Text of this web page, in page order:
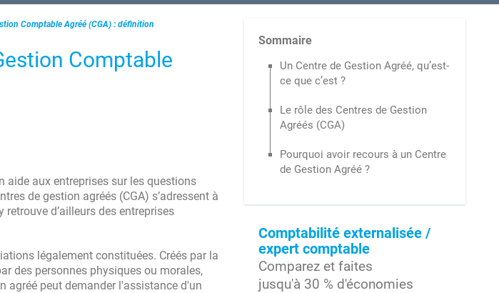
Comptable Agréé (CGA) : définition
Comptable
aide aux entreprises sur les questions
de gestion agréés (CGA) s’adressent à
d’ailleurs des entreprises
légalement constituées. Créés par la
des personnes physiques ou morales,
agréé peut demander l'assistance d'un
Sommaire
Un Centre de Gestion Agréé, qu’est-
ce que c’est ?
Le rôle des Centres de Gestion
Agréés (CGA)
Pourquoi avoir recours à un Centre
de Gestion Agréé ?
Comptabilité externalisée /
expert comptable
Comparez et faites
jusqu'à 30 % d'économies